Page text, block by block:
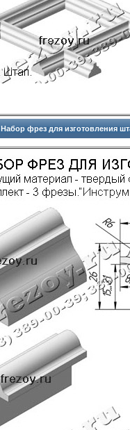
Набор фрез для изготовления